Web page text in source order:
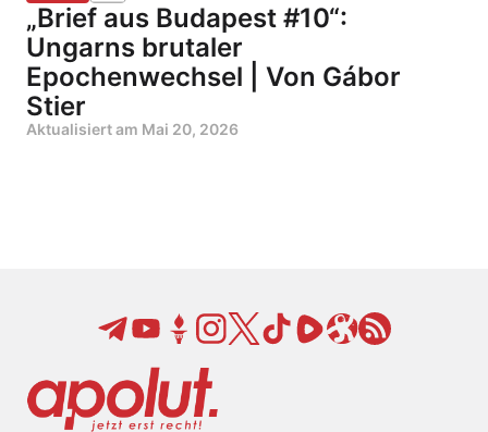
„Brief aus Budapest #10“:
Ungarns brutaler
Epochenwechsel | Von Gábor
Stier
Aktualisiert am Mai 20, 2026